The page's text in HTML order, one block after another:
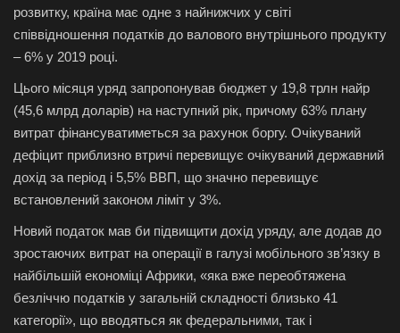
розвитку, країна має одне з найнижчих у світі
співвідношення податків до валового внутрішнього продукту
– 6% у 2019 році.
Цього місяця уряд запропонував бюджет у 19,8 трлн найр
(45,6 млрд доларів) на наступний рік, причому 63% плану
витрат фінансуватиметься за рахунок боргу. Очікуваний
дефіцит приблизно втричі перевищує очікуваний державний
дохід за період і 5,5% ВВП, що значно перевищує
встановлений законом ліміт у 3%.
Новий податок мав би підвищити дохід уряду, але додав до
зростаючих витрат на операції в галузі мобільного зв’язку в
найбільшій економіці Африки, «яка вже переобтяжена
безліччю податків у загальній складності близько 41
категорії», що вводяться як федеральними, так і